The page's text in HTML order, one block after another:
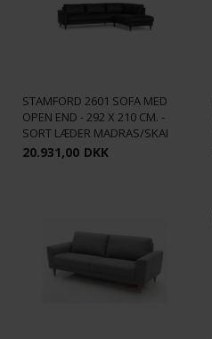
STAMFORD 2601 SOFA MED
OPEN END - 292 X 210 CM. -
SORT LÆDER MADRAS/SKAI
20.931,00 DKK